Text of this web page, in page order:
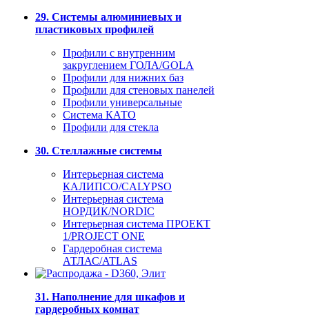
29. Системы алюминиевых и
пластиковых профилей
Профили с внутренним
закруглением ГОЛА/GOLA
Профили для нижних баз
Профили для стеновых панелей
Профили универсальные
Система КАТО
Профили для стекла
30. Стеллажные системы
Интерьерная система
КАЛИПСО/CALYPSO
Интерьерная система
НОРДИК/NORDIC
Интерьерная система ПРОЕКТ
1/PROJECT ONE
Гардеробная система
АТЛАС/ATLAS
31. Наполнение для шкафов и
гардеробных комнат